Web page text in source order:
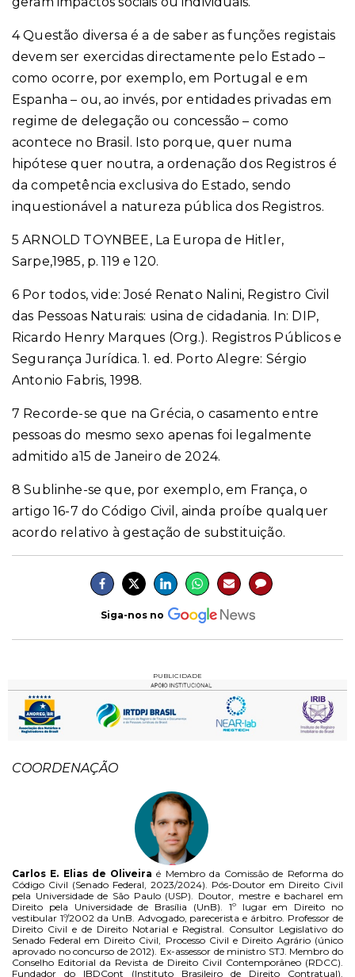
4 Questão diversa é a de saber as funções registais
devem ser exercidas directamente pelo Estado –
como ocorre, por exemplo, em Portugal e em
Espanha – ou, ao invés, por entidades privadas em
regime de delegação ou concessão – como
acontece no Brasil. Isto porque, quer numa
hipótese quer noutra, a ordenação dos Registros é
da competência exclusiva do Estado, sendo
inquestionável a natureza pública dos Registros.
5 ARNOLD TOYNBEE, La Europa de Hitler,
Sarpe,1985, p. 119 e 120.
6 Por todos, vide: José Renato Nalini, Registro Civil
das Pessoas Naturais: usina de cidadania. In: DIP,
Ricardo Henry Marques (Org.). Registros Públicos e
Segurança Jurídica. 1. ed. Porto Alegre: Sérgio
Antonio Fabris, 1998.
7 Recorde-se que na Grécia, o casamento entre
pessoas do mesmo sexo apenas foi legalmente
admitido a15 de Janeiro de 2024.
8 Sublinhe-se que, por exemplo, em França, o
artigo 16-7 do Código Civil, ainda proíbe qualquer
acordo relativo à gestação de substituição.
Siga-nos no
PUBLICIDADE
COORDENAÇÃO
Carlos E. Elias de Oliveira é Membro da Comissão de Reforma do
Código Civil (Senado Federal, 2023/2024). Pós-Doutor em Direito Civil
pela Universidade de São Paulo (USP). Doutor, mestre e bacharel em
Direito pela Universidade de Brasília (UnB). 1º lugar em Direito no
vestibular 1º/2002 da UnB. Advogado, parecerista e árbitro. Professor de
Direito Civil e de Direito Notarial e Registral. Consultor Legislativo do
Senado Federal em Direito Civil, Processo Civil e Direito Agrário (único
aprovado no concurso de 2012). Ex-assessor de ministro STJ. Membro do
Conselho Editorial da Revista de Direito Civil Contemporâneo (RDCC).
Fundador do IBDCont (Instituto Brasileiro de Direito Contratual).